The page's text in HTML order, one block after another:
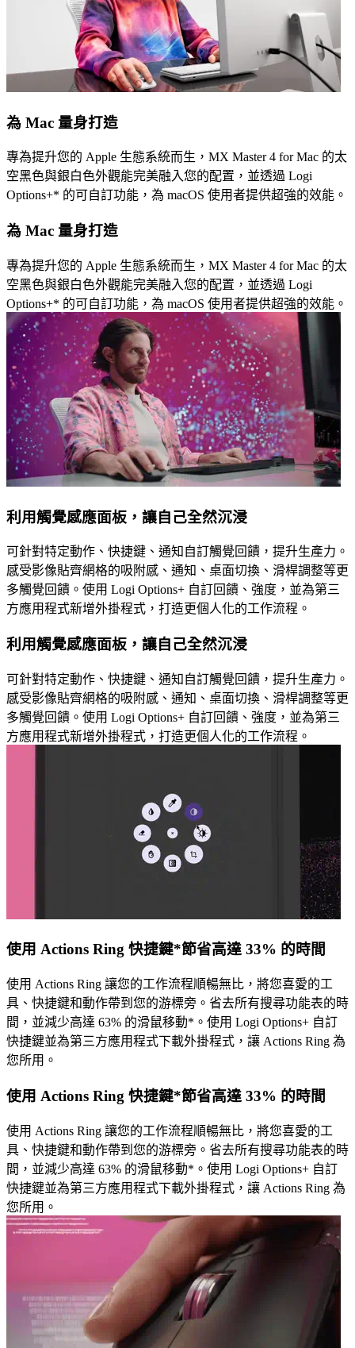
為 Mac 量身打造
專為提升您的 Apple 生態系統而生，MX Master 4 for Mac 的太
空黑色與銀白色外觀能完美融入您的配置，並透過 Logi
Options+* 的可自訂功能，為 macOS 使用者提供超強的效能。
為 Mac 量身打造
專為提升您的 Apple 生態系統而生，MX Master 4 for Mac 的太
空黑色與銀白色外觀能完美融入您的配置，並透過 Logi
Options+* 的可自訂功能，為 macOS 使用者提供超強的效能。
利用觸覺感應面板，讓自己全然沉浸
可針對特定動作、快捷鍵、通知自訂觸覺回饋，提升生產力。
感受影像貼齊網格的吸附感、通知、桌面切換、滑桿調整等更
多觸覺回饋。使用 Logi Options+ 自訂回饋、強度，並為第三
方應用程式新增外掛程式，打造更個人化的工作流程。
利用觸覺感應面板，讓自己全然沉浸
可針對特定動作、快捷鍵、通知自訂觸覺回饋，提升生產力。
感受影像貼齊網格的吸附感、通知、桌面切換、滑桿調整等更
多觸覺回饋。使用 Logi Options+ 自訂回饋、強度，並為第三
方應用程式新增外掛程式，打造更個人化的工作流程。
使用 Actions Ring 快捷鍵*節省高達 33% 的時間
使用 Actions Ring 讓您的工作流程順暢無比，將您喜愛的工
具、快捷鍵和動作帶到您的游標旁。省去所有搜尋功能表的時
間，並減少高達 63% 的滑鼠移動*。使用 Logi Options+ 自訂
快捷鍵並為第三方應用程式下載外掛程式，讓 Actions Ring 為
您所用。
使用 Actions Ring 快捷鍵*節省高達 33% 的時間
使用 Actions Ring 讓您的工作流程順暢無比，將您喜愛的工
具、快捷鍵和動作帶到您的游標旁。省去所有搜尋功能表的時
間，並減少高達 63% 的滑鼠移動*。使用 Logi Options+ 自訂
快捷鍵並為第三方應用程式下載外掛程式，讓 Actions Ring 為
您所用。